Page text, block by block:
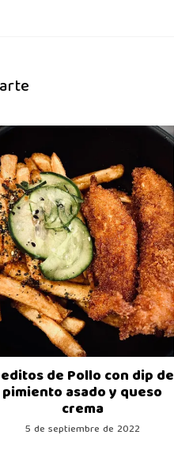
de Pollo con dip de
pimiento asado y queso
crema
5 de septiembre de 2022